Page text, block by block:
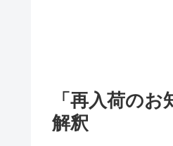
「再入荷の
解釈